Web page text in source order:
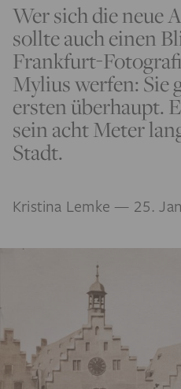
Wer sich die neue
sollte auch einen
Frankfurt-
Mylius werfen: Sie
ersten überhaupt.
sein acht Meter
Stadt.
Kristina Lemke — 25.